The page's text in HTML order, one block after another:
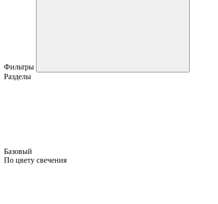
Фильтры
Разделы
Базовый
По цвету свечения